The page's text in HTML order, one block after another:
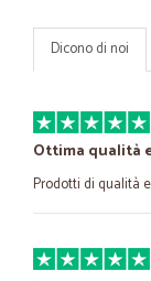
Dicono di noi
Ottima qualità
Prodotti di qualità